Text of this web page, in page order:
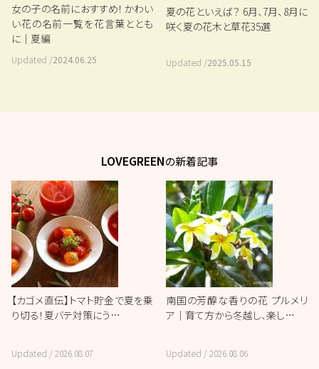
女の子の名前におすすめ！かわい
い花の名前一覧を花言葉ととも
に｜夏編
Updated /2024.06.25
夏の花といえば？ 6月、7月、8月に
咲く夏の花木と草花35選
Updated /2025.05.15
LOVEGREENの新着記事
【カゴメ直伝】トマト貯金で夏を乗
り切る！夏バテ対策にう…
Updated /2026.08.07
南国の芳醇な香りの花 プルメリ
ア｜育て方から冬越し、楽し…
Updated /2026.08.06